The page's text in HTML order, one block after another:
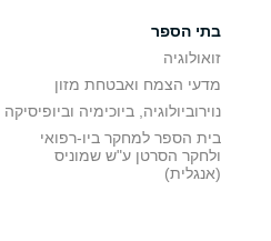
בתי הספר
זואולוגיה
מדעי הצמח ואבטחת מזון
נוירוביולוגיה, ביוכימיה וביופיסיקה
בית הספר למחקר ביו-רפואי
ולחקר הסרטן ע"ש שמוניס
(אנגלית)